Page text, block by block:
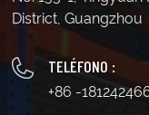
District, Guangzhou
TELÉFONO :
+86 -